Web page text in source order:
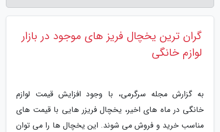
گران ترین یخچال فریز های موجود در بازار
لوازم خانگی
به گزارش مجله سرگرمی، با وجود افزایش قیمت لوازم
خانگی در ماه های اخیر، یخچال فریزر هایی با قیمت های
مناسب خرید و فروش می شوند. این یخچال ها را می توان